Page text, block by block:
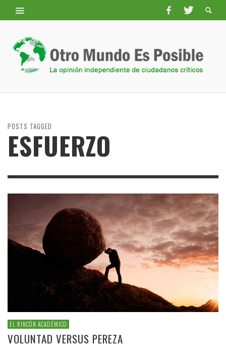
POSTS TAGGED
ESFUERZO
EL RINCÓN ACADÉMICO
VOLUNTAD VERSUS PEREZA